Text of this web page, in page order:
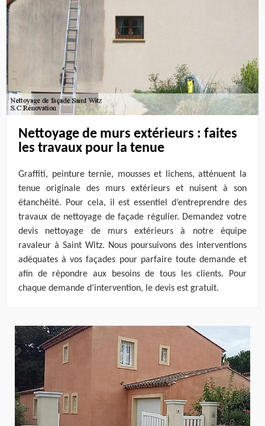
Nettoyage de murs extérieurs : faites
les travaux pour la tenue
Graffiti, peinture ternie, mousses et lichens, atténuent la
tenue originale des murs extérieurs et nuisent à son
étanchéité. Pour cela, il est essentiel d’entreprendre des
travaux de nettoyage de façade régulier. Demandez votre
devis nettoyage de murs extérieurs à notre équipe
ravaleur à Saint Witz. Nous poursuivons des interventions
adéquates à vos façades pour parfaire toute demande et
afin de répondre aux besoins de tous les clients. Pour
chaque demande d’intervention, le devis est gratuit.